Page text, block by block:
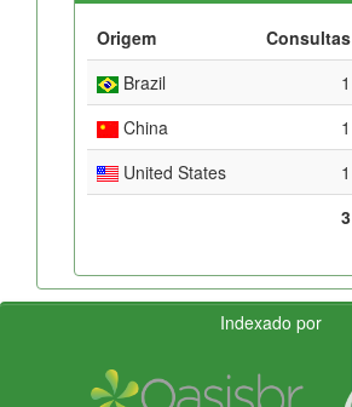
Origem Consultas
Brazil
1
China
1
United States
1
3
Indexado por